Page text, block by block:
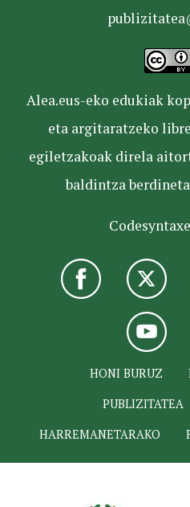
Alea.eus-eko edukiak
eta argitaratzeko
egiletzakoak direla
baldintza
HONI BURUZ
PUBLIZITATEA
HARREMANETARAKO